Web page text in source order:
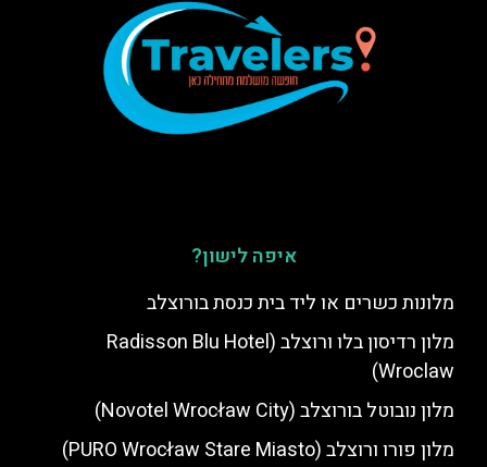
איפה לישון?
מלונות כשרים או ליד בית כנסת בורוצלב
מלון רדיסון בלו ורוצלב (Radisson Blu Hotel
Wroclaw)
מלון נובוטל בורוצלב (Novotel Wrocław City)
מלון פורו ורוצלב (PURO Wrocław Stare Miasto)